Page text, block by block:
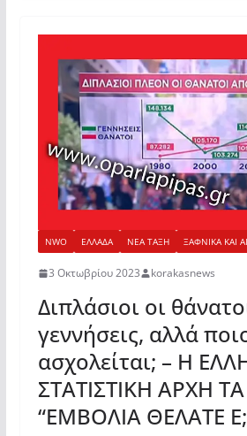
NWO ΕΛΛΑΔΑ ΝΕΑ ΤΑΞΗ ΞΑΦΝΙΚΑ ΚΑΙ
3 Οκτωβρίου 2023 korakasnews
Διπλάσιοι οι
γεννήσεις, αλλά
ασχολείται; – H
ΣΤΑΤΙΣΤΙΚΗ ΑΡΧΗ
“ΕΜΒΟΛΙΑ ΘΕΛΑΤΕ